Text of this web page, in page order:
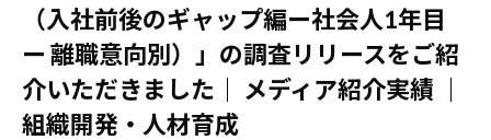
（入社前後のギャップ編ー社会人1年目
ー 離職意向別）」の調査リリースをご紹
介いただきました｜ メディア紹介実績
組織開発・人材育成